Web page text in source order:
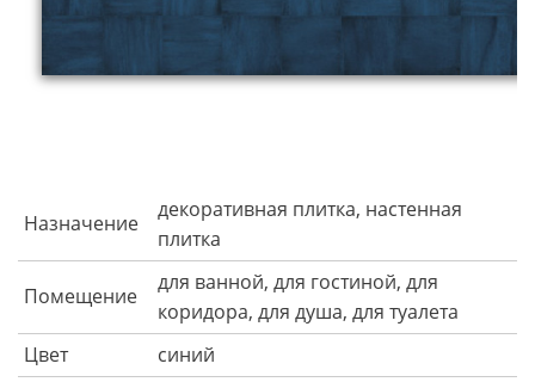
Назначение
декоративная плитка, настенная
плитка
Помещение
для ванной, для гостиной, для
коридора, для душа, для туалета
Цвет
синий